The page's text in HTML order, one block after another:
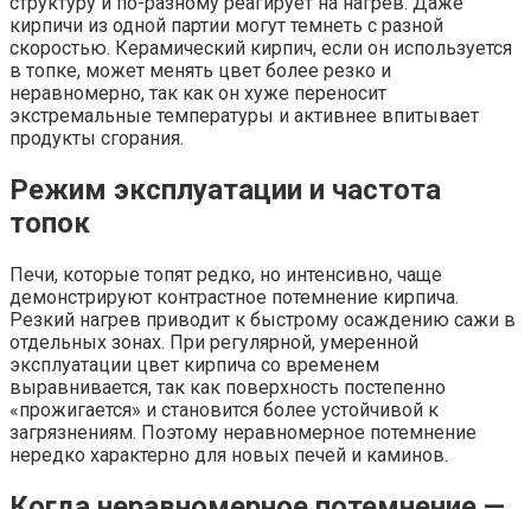
кирпичи из одной партии могут темнеть с разной
скоростью. Керамический кирпич, если он используется
в топке, может менять цвет более резко и
неравномерно, так как он хуже переносит
экстремальные температуры и активнее впитывает
продукты сгорания.
Режим эксплуатации и частота
топок
Печи, которые топят редко, но интенсивно, чаще
демонстрируют контрастное потемнение кирпича.
Резкий нагрев приводит к быстрому осаждению сажи в
отдельных зонах. При регулярной, умеренной
эксплуатации цвет кирпича со временем
выравнивается, так как поверхность постепенно
«прожигается» и становится более устойчивой к
загрязнениям. Поэтому неравномерное потемнение
нередко характерно для новых печей и каминов.